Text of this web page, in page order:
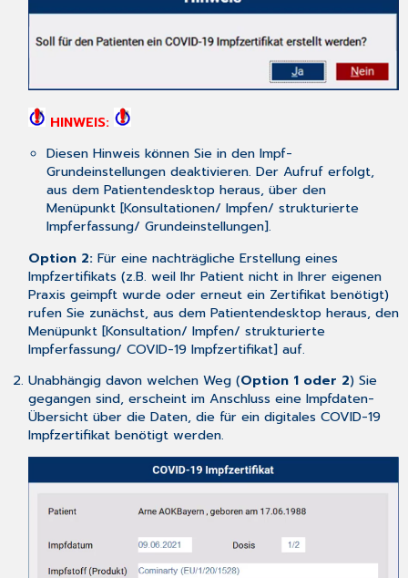
HINWEIS:
Diesen Hinweis können Sie in den Impf-
Grundeinstellungen deaktivieren. Der Aufruf erfolgt,
aus dem Patientendesktop heraus, über den
Menüpunkt [Konsultationen/ Impfen/ strukturierte
Impferfassung/ Grundeinstellungen].
Option 2:Für eine nachträgliche Erstellung eines
Impfzertifikats (z.B. weil Ihr Patient nicht in Ihrer eigenen
Praxis geimpft wurde oder erneut ein Zertifikat benötigt)
rufen Sie zunächst, aus dem Patientendesktop heraus, den
Menüpunkt [Konsultation/ Impfen/ strukturierte
Impferfassung/ COVID-19 Impfzertifikat] auf.
Unabhängig davon welchen Weg (Option 1 oder 2) Sie
gegangen sind, erscheint im Anschluss eine Impfdaten-
Übersicht über die Daten, die für ein digitales COVID-19
Impfzertifikat benötigt werden.